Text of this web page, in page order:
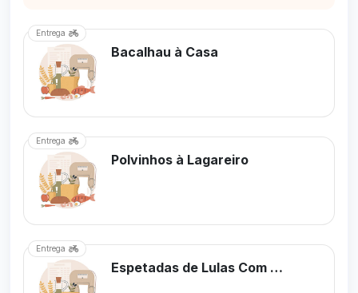
Entrega
Bacalhau à Casa
Entrega
Polvinhos à Lagareiro
Entrega
Espetadas de Lulas Com Gambas